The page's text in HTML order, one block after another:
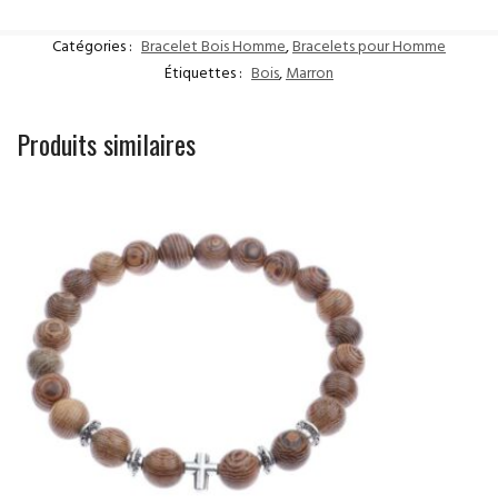
Catégories : Bracelet Bois Homme,Bracelets pour Homme
Étiquettes : Bois,Marron
Produits similaires